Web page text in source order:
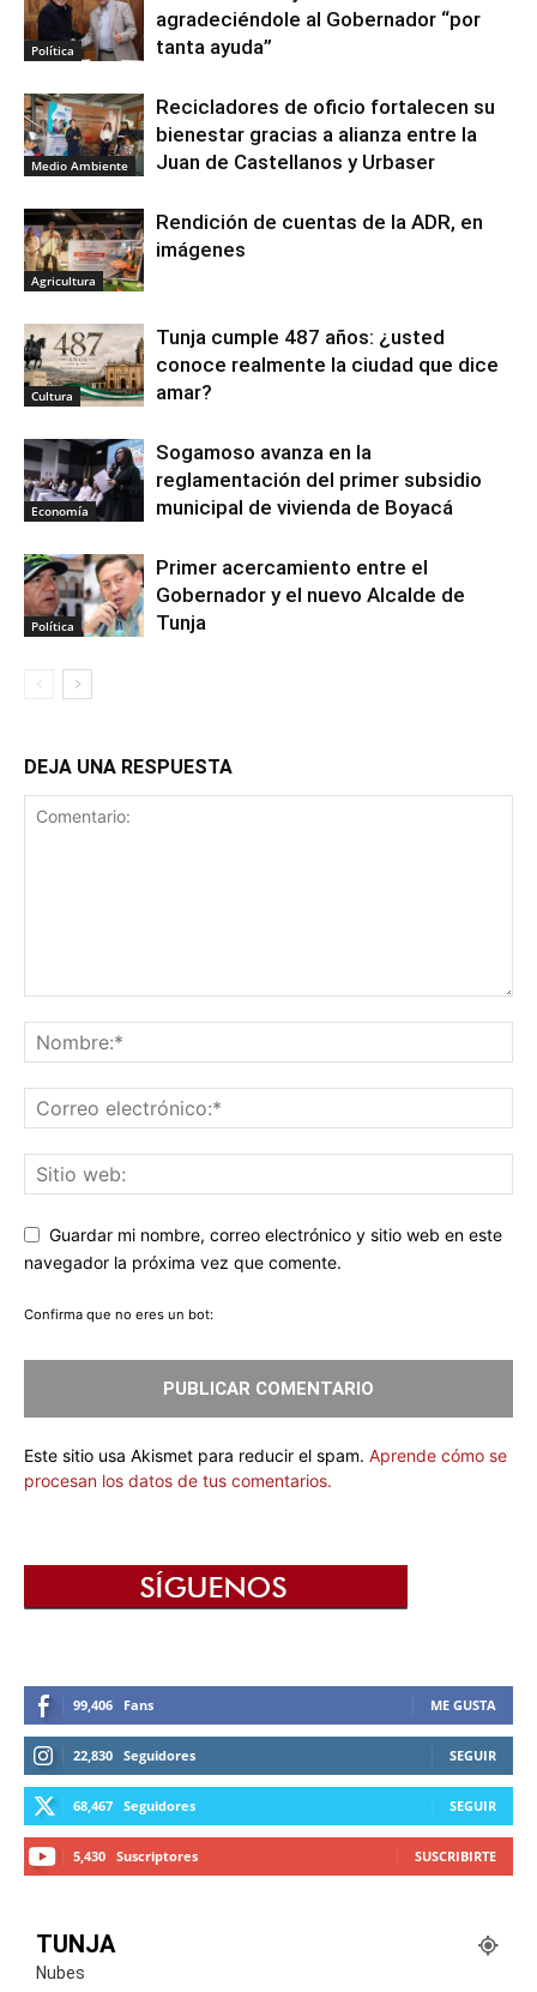
Política
agradeciéndole al Gobernador “por
tanta ayuda”
Medio Ambiente
Recicladores de oficio fortalecen su
bienestar gracias a alianza entre la
Juan de Castellanos y Urbaser
Agricultura
Rendición de cuentas de la ADR, en
imágenes
Cultura
Tunja cumple 487 años: ¿usted
conoce realmente la ciudad que dice
amar?
Economía
Sogamoso avanza en la
reglamentación del primer subsidio
municipal de vivienda de Boyacá
Política
Primer acercamiento entre el
Gobernador y el nuevo Alcalde de
Tunja
DEJA UNA RESPUESTA
Guardar mi nombre, correo electrónico y sitio web en este
navegador la próxima vez que comente.
Confirma que no eres un bot:
Este sitio usa Akismet para reducir el spam. Aprende cómo se
procesan los datos de tus comentarios.
99,406 Fans ME GUSTA
22,830 Seguidores SEGUIR
68,467 Seguidores SEGUIR
5,430 Suscriptores SUSCRIBIRTE
TUNJA
Nubes